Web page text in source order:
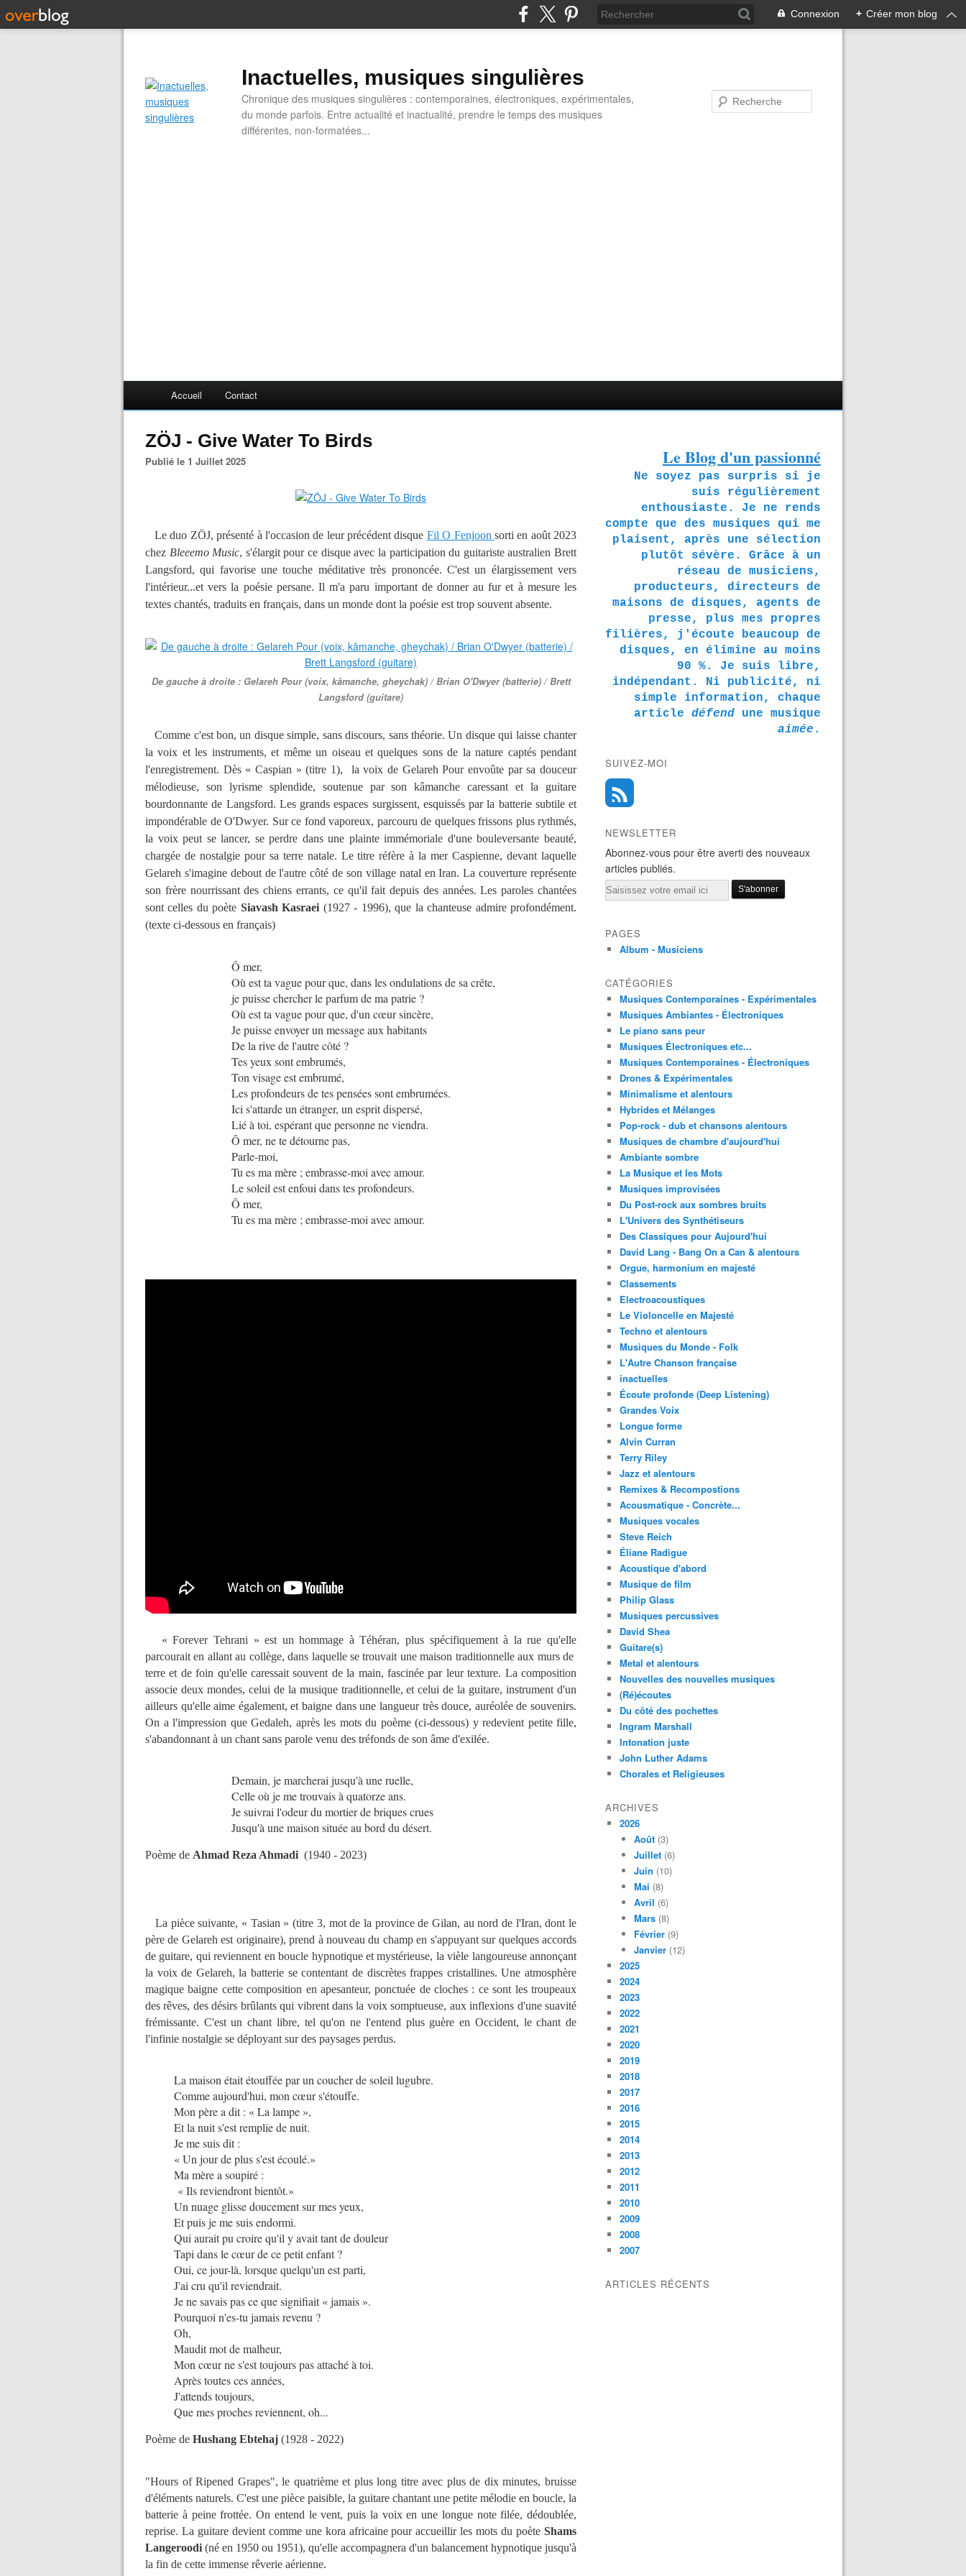
Connexion + Créer mon blog
Inactuelles, musiques singulières
Chronique des musiques singulières : contemporaines, électroniques, expérimentales,
du monde parfois. Entre actualité et inactualité, prendre le temps des musiques
différentes, non-formatées...
Accueil Contact
ZÖJ - Give Water To Birds
Publié le 1 Juillet 2025
Le duo ZÖJ, présenté à l'occasion de leur précédent disque Fil O Fenjoon sorti en août 2023
chez Bleeemo Music, s'élargit pour ce disque avec la participation du guitariste australien Brett
Langsford, qui favorise une touche méditative très prononcée. C'est un élargissement vers
l'intérieur...et vers la poésie persane. Il m'a paru important de donner au fur et à mesure les
textes chantés, traduits en français, dans un monde dont la poésie est trop souvent absente.
De gauche à droite : Gelareh Pour (voix, kâmanche, gheychak) / Brian O'Dwyer (batterie) / Brett
Langsford (guitare)
Comme c'est bon, un disque simple, sans discours, sans théorie. Un disque qui laisse chanter
la voix et les instruments, et même un oiseau et quelques sons de la nature captés pendant
l'enregistrement. Dès « Caspian » (titre 1), la voix de Gelareh Pour envoûte par sa douceur
mélodieuse, son lyrisme splendide, soutenue par son kâmanche caressant et la guitare
bourdonnante de Langsford. Les grands espaces surgissent, esquissés par la batterie subtile et
impondérable de O'Dwyer. Sur ce fond vaporeux, parcouru de quelques frissons plus rythmés,
la voix peut se lancer, se perdre dans une plainte immémoriale d'une bouleversante beauté,
chargée de nostalgie pour sa terre natale. Le titre réfère à la mer Caspienne, devant laquelle
Gelareh s'imagine debout de l'autre côté de son village natal en Iran. La couverture représente
son frère nourrissant des chiens errants, ce qu'il fait depuis des années. Les paroles chantées
sont celles du poète Siavash Kasraei (1927 - 1996), que la chanteuse admire profondément.
(texte ci-dessous en français)
Ô mer,
Où est ta vague pour que, dans les ondulations de sa crête,
je puisse chercher le parfum de ma patrie ?
Où est ta vague pour que, d'un cœur sincère,
Je puisse envoyer un message aux habitants
De la rive de l'autre côté ?
Tes yeux sont embrumés,
Ton visage est embrumé,
Les profondeurs de tes pensées sont embrumées.
Ici s'attarde un étranger, un esprit dispersé,
Lié à toi, espérant que personne ne viendra.
Ô mer, ne te détourne pas,
Parle-moi,
Tu es ma mère ; embrasse-moi avec amour.
Le soleil est enfoui dans tes profondeurs.
Ô mer,
Tu es ma mère ; embrasse-moi avec amour.
« Forever Tehrani » est un hommage à Téhéran, plus spécifiquement à la rue qu'elle
parcourait en allant au collège, dans laquelle se trouvait une maison traditionnelle aux murs de
terre et de foin qu'elle caressait souvent de la main, fascinée par leur texture. La composition
associe deux mondes, celui de la musique traditionnelle, et celui de la guitare, instrument d'un
ailleurs qu'elle aime également, et baigne dans une langueur très douce, auréolée de souvenirs.
On a l'impression que Gedaleh, après les mots du poème (ci-dessous) y redevient petite fille,
s'abandonnant à un chant sans parole venu des tréfonds de son âme d'exilée.
Demain, je marcherai jusqu'à une ruelle,
Celle où je me trouvais à quatorze ans.
Je suivrai l'odeur du mortier de briques crues
Jusqu'à une maison située au bord du désert.
Poème de Ahmad Reza Ahmadi (1940 - 2023)
La pièce suivante, « Tasian » (titre 3, mot de la province de Gilan, au nord de l'Iran, dont le
père de Gelareh est originaire), prend à nouveau du champ en s'appuyant sur quelques accords
de guitare, qui reviennent en boucle hypnotique et mystérieuse, la vièle langoureuse annonçant
la voix de Gelareh, la batterie se contentant de discrètes frappes cristallines. Une atmosphère
magique baigne cette composition en apesanteur, ponctuée de cloches : ce sont les troupeaux
des rêves, des désirs brûlants qui vibrent dans la voix somptueuse, aux inflexions d'une suavité
frémissante. C'est un chant libre, tel qu'on ne l'entend plus guère en Occident, le chant de
l'infinie nostalgie se déployant sur des paysages perdus.
La maison était étouffée par un coucher de soleil lugubre.
Comme aujourd'hui, mon cœur s'étouffe.
Mon père a dit : « La lampe »,
Et la nuit s'est remplie de nuit.
Je me suis dit :
« Un jour de plus s'est écoulé.»
Ma mère a soupiré :
« Ils reviendront bientôt.»
Un nuage glisse doucement sur mes yeux,
Et puis je me suis endormi.
Qui aurait pu croire qu'il y avait tant de douleur
Tapi dans le cœur de ce petit enfant ?
Oui, ce jour-là, lorsque quelqu'un est parti,
J'ai cru qu'il reviendrait.
Je ne savais pas ce que signifiait « jamais ».
Pourquoi n'es-tu jamais revenu ?
Oh,
Maudit mot de malheur,
Mon cœur ne s'est toujours pas attaché à toi.
Après toutes ces années,
J'attends toujours,
Que mes proches reviennent, oh...
Poème de Hushang Ebtehaj (1928 - 2022)
"Hours of Ripened Grapes", le quatrième et plus long titre avec plus de dix minutes, bruisse
d'éléments naturels. C'est une pièce paisible, la guitare chantant une petite mélodie en boucle, la
batterie à peine frottée. On entend le vent, puis la voix en une longue note filée, dédoublée,
reprise. La guitare devient comme une kora africainepour accueillir les mots du poète Shams
Langeroodi (né en 1950 ou 1951), qu'elle accompagnera d'un balancement hypnotique jusqu'à
la fin de cette immense rêverie aérienne.
Le Blog d'un passionné
Ne soyez pas surpris si je
suis régulièrement
enthousiaste. Je ne rends
compte que des musiques qui me
plaisent, après une sélection
plutôt sévère. Grâce à un
réseau de musiciens,
producteurs, directeurs de
maisons de disques, agents de
presse, plus mes propres
filières, j'écoute beaucoup de
disques, en élimine au moins
90 %. Je suis libre,
indépendant. Ni publicité, ni
simple information, chaque
article défend une musique
aimée .
SUIVEZ-MOI
NEWSLETTER
Abonnez-vous pour être averti des nouveaux
articles publiés.
Email
PAGES
Album - Musiciens
CATÉGORIES
Musiques Contemporaines - Expérimentales
Musiques Ambiantes - Électroniques
Le piano sans peur
Musiques Électroniques etc...
Musiques Contemporaines - Électroniques
Drones & Expérimentales
Minimalisme et alentours
Hybrides et Mélanges
Pop-rock - dub et chansons alentours
Musiques de chambre d'aujourd'hui
Ambiante sombre
La Musique et les Mots
Musiques improvisées
Du Post-rock aux sombres bruits
L'Univers des Synthétiseurs
Des Classiques pour Aujourd'hui
David Lang - Bang On a Can & alentours
Orgue, harmonium en majesté
Classements
Electroacoustiques
Le Violoncelle en Majesté
Techno et alentours
Musiques du Monde - Folk
L'Autre Chanson française
inactuelles
Écoute profonde (Deep Listening)
Grandes Voix
Longue forme
Alvin Curran
Terry Riley
Jazz et alentours
Remixes & Recompostions
Acousmatique - Concrète...
Musiques vocales
Steve Reich
Éliane Radigue
Acoustique d'abord
Musique de film
Philip Glass
Musiques percussives
David Shea
Guitare(s)
Metal et alentours
Nouvelles des nouvelles musiques
(Ré)écoutes
Du côté des pochettes
Ingram Marshall
Intonation juste
John Luther Adams
Chorales et Religieuses
ARCHIVES
2026
Août (3)
Juillet (6)
Juin (10)
Mai (8)
Avril (6)
Mars (8)
Février (9)
Janvier (12)
2025
2024
2023
2022
2021
2020
2019
2018
2017
2016
2015
2014
2013
2012
2011
2010
2009
2008
2007
ARTICLES RÉCENTS